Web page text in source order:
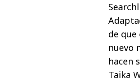
de que
nuevo
hacen
Taika